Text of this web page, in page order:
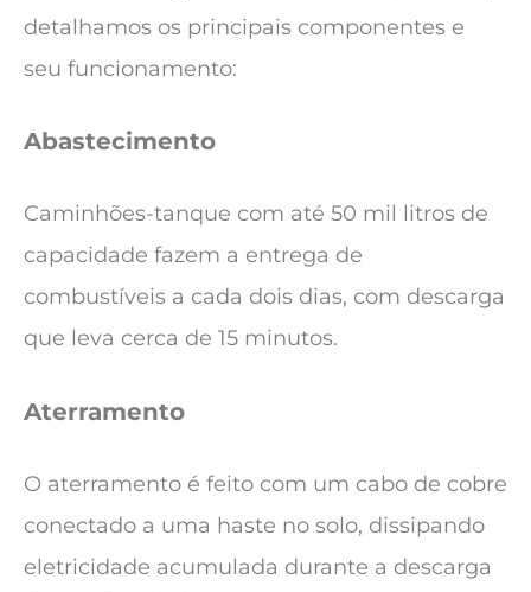
detalhamos os principais componentes e
seu funcionamento:
Abastecimento
Caminhões-tanque com até 50 mil litros de
capacidade fazem a entrega de
combustíveis a cada dois dias, com descarga
que leva cerca de 15 minutos.
Aterramento
O aterramento é feito com um cabo de cobre
conectado a uma haste no solo, dissipando
eletricidade acumulada durante a descarga